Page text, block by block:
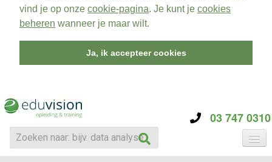
vind je op onze cookie-pagina. Je kunt je cookies
beheren wanneer je maar wilt.
Ja, ik accepteer cookies
03 747 0310